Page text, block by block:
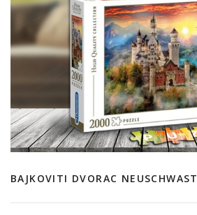
BAJKOVITI DVORAC